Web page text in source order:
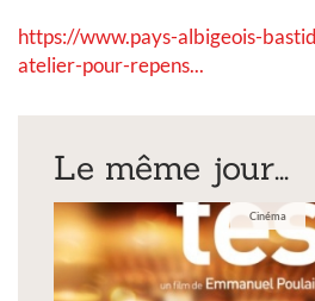
https://www.pays-albigeois-
atelier-pour-repens...
Le même jour...
Cinéma